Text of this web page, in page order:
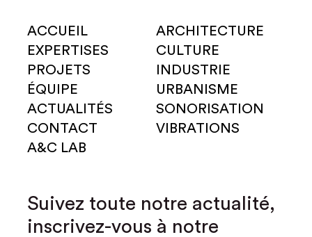
ACCUEIL
EXPERTISES
PROJETS
ÉQUIPE
ACTUALITÉS
CONTACT
A&C LAB
ARCHITECTURE
CULTURE
INDUSTRIE
URBANISME
SONORISATION
VIBRATIONS
Suivez toute notre actualité,
inscrivez-vous à notre